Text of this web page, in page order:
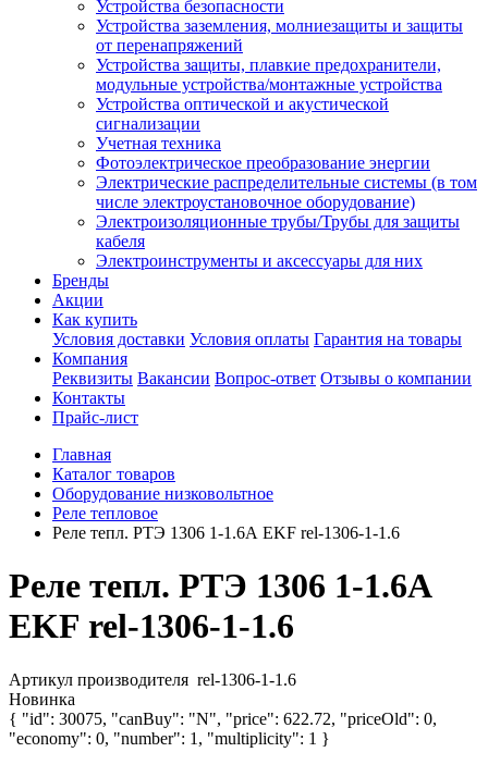
Устройства безопасности
Устройства заземления, молниезащиты и защиты
от перенапряжений
Устройства защиты, плавкие предохранители,
модульные устройства/монтажные устройства
Устройства оптической и акустической
сигнализации
Учетная техника
Фотоэлектрическое преобразование энергии
Электрические распределительные системы (в том
числе электроустановочное оборудование)
Электроизоляционные трубы/Трубы для защиты
кабеля
Электроинструменты и аксессуары для них
Бренды
Акции
Как купить
Условия доставки Условия оплаты Гарантия на товары
Компания
Реквизиты Вакансии Вопрос-ответ Отзывы о компании
Контакты
Прайс-лист
Главная
Каталог товаров
Оборудование низковольтное
Реле тепловое
Реле тепл. РТЭ 1306 1-1.6А EKF rel-1306-1-1.6
Реле тепл. РТЭ 1306 1-1.6А
EKF rel-1306-1-1.6
Артикул производителя rel-1306-1-1.6
Новинка
{ "id": 30075, "canBuy": "N", "price": 622.72, "priceOld": 0,
"economy": 0, "number": 1, "multiplicity": 1 }